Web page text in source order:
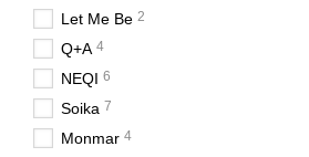
Let Me Be 2
Q+A 4
NEQI 6
Soika 7
Monmar 4